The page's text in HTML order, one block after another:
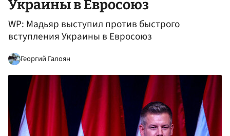
Украины в Евросоюз
WP: Мадьяр выступил против быстрого
вступления Украины в Евросоюз
Георгий Галоян